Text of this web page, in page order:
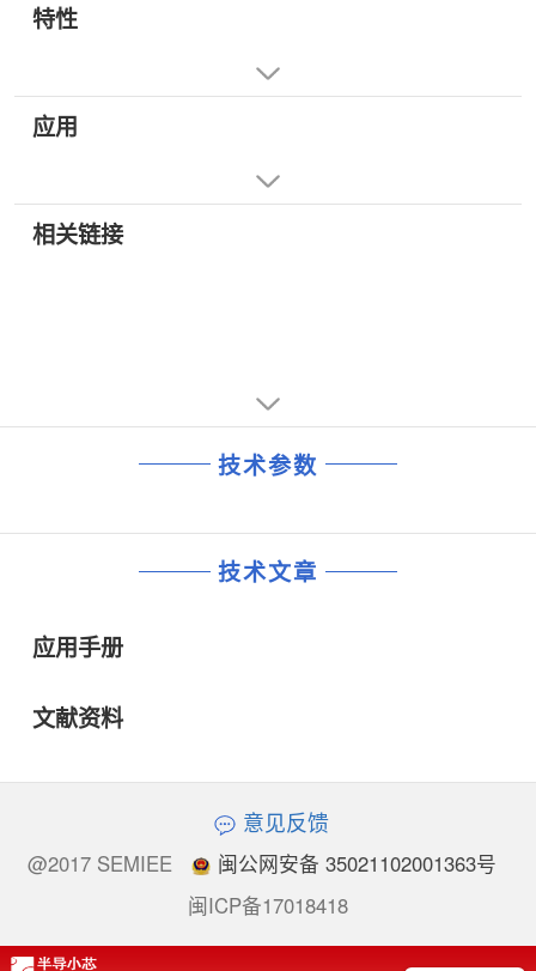
特性
应用
相关链接
技术参数
技术文章
应用手册
文献资料
意见反馈
@2017 SEMIEE
闽公网安备 35021102001363号
闽ICP备17018418